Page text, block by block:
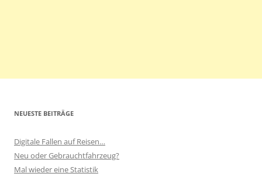
NEUESTE BEITRÄGE
Digitale Fallen auf Reisen…
Neu oder Gebrauchtfahrzeug?
Mal wieder eine Statistik